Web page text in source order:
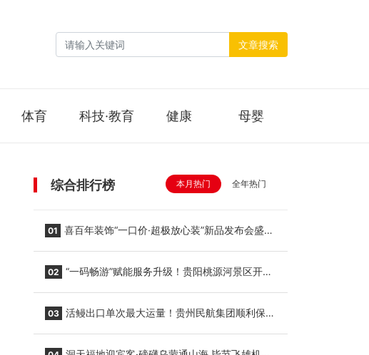
文章搜索
体育 科技·教育 健康 母婴
综合排行榜 本月热门 全年热门
01 喜百年装饰“一口价·超极放心装”新品发布会盛大
02 “一码畅游”赋能服务升级！贵阳桃源河景区开
03 活鳗出口单次最大运量！贵州民航集团顺利保障